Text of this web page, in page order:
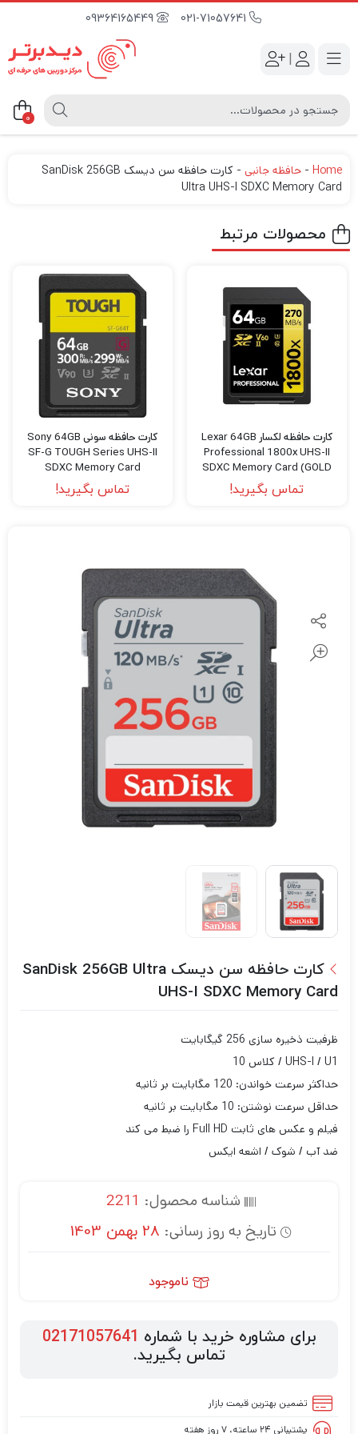
09364165449
|
0
Home
- حافظه جانبی -
کارت حافظه سن دیسک SanDisk 256GB
Ultra UHS-I SDXC Memory Card
محصولات مرتبط
کارت حافظه لکسار Lexar 64GB
Professional 1800x UHS-II
SDXC Memory Card (GOLD
Series)
تماس بگیرید!
کارت حافظه سونی Sony 64GB
SF-G TOUGH Series UHS-II
SDXC Memory Card
تماس بگیرید!
کارت حافظه سن دیسک SanDisk 256GB Ultra
UHS-I SDXC Memory Card
ظرفیت ذخیره سازی 256 گیگابایت
UHS-I / U1 / کلاس 10
حداکثر سرعت خواندن: 120 مگابایت بر ثانیه
حداقل سرعت نوشتن: 10 مگابایت بر ثانیه
فیلم و عکس های ثابت Full HD را ضبط می کند
ضد آب / شوک / اشعه ایکس
شناسه محصول: 2211
تاریخ به روز رسانی: 28 بهمن 1403
ناموجود
برای مشاوره خرید با شماره 02171057641
تماس بگیرید.
تضمین بهترین قیمت بازار
پشتیبانی ۲۴ ساعته، ۷ روز هفته